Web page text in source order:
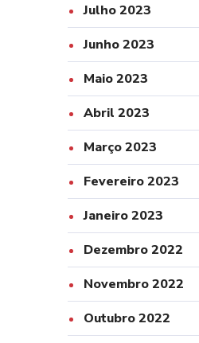
Julho 2023
Junho 2023
Maio 2023
Abril 2023
Março 2023
Fevereiro 2023
Janeiro 2023
Dezembro 2022
Novembro 2022
Outubro 2022